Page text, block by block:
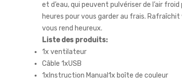
et d’eau, qui peuvent pulvériser de l’air
heures pour vous garder au frais.
vous rend heureux.
Liste des produits:
1x ventilateur
Câble 1xUSB
1xInstruction Manual1x boîte de couleur